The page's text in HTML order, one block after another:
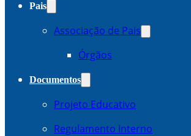
Pais
Associação de Pais
Órgãos
Documentos
Projeto Educativo
Regulamento Interno